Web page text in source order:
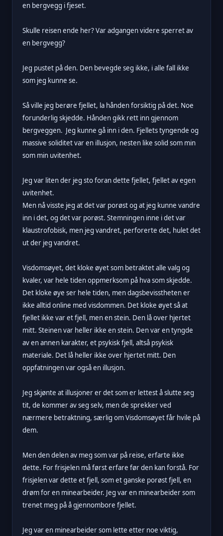
en bergvegg i fjeset.
Skulle reisen ende her? Var adgangen videre sperret av
en bergvegg?
Jeg pustet på den. Den bevegde seg ikke, i alle fall ikke
som jeg kunne se.
Så ville jeg berøre fjellet, la hånden forsiktig på det. Noe
forunderlig skjedde. Hånden gikk rett inn gjennom
bergveggen. Jeg kunne gå inn i den. Fjellets tyngende og
massive soliditet var en illusjon, nesten like solid som min
som min uvitenhet.
Jeg var liten der jeg sto foran dette fjellet, fjellet av egen
uvitenhet.
Men nå visste jeg at det var porøst og at jeg kunne vandre
inn i det, og det var porøst. Stemningen inne i det var
klaustrofobisk, men jeg vandret, perforerte det, hulet det
ut der jeg vandret.
Visdomsøyet, det kloke øyet som betraktet alle valg og
kvaler, var hele tiden oppmerksom på hva som skjedde.
Det kloke øye ser hele tiden, men dagsbevisstheten er
ikke alltid online med visdommen. Det kloke øyet så at
fjellet ikke var et fjell, men en stein. Den lå over hjertet
mitt. Steinen var heller ikke en stein. Den var en tyngde
av en annen karakter, et psykisk fjell, altså psykisk
materiale. Det lå heller ikke over hjertet mitt. Den
oppfatningen var også en illusjon.
Jeg skjønte at illusjoner er det som er lettest å slutte seg
tit, de kommer av seg selv, men de sprekker ved
nærmere betraktning, særlig om Visdomsøyet får hvile på
dem.
Men den delen av meg som var på reise, erfarte ikke
dette. For frisjelen må først erfare før den kan forstå. For
frisjelen var dette et fjell, som et ganske porøst fjell, en
drøm for en minearbeider. Jeg var en minearbeider som
trenet meg på å gjennombore fjellet.
Jeg var en minearbeider som lette etter noe viktig,